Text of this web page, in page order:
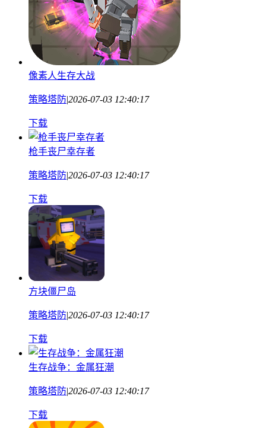
像素人生存大战
策略塔防|2026-07-03 12:40:17
下载
枪手丧尸幸存者
策略塔防|2026-07-03 12:40:17
下载
方块僵尸岛
策略塔防|2026-07-03 12:40:17
下载
生存战争：金属狂潮
策略塔防|2026-07-03 12:40:17
下载